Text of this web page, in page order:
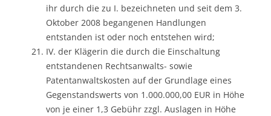
ihr durch die zu I. bezeichneten und seit dem 3.
Oktober 2008 begangenen Handlungen
entstanden ist oder noch entstehen wird;
IV. der Klägerin die durch die Einschaltung
entstandenen Rechtsanwalts- sowie
Patentanwaltskosten auf der Grundlage eines
Gegenstandswerts von 1.000.000,00 EUR in Höhe
von je einer 1,3 Gebühr zzgl. Auslagen in Höhe